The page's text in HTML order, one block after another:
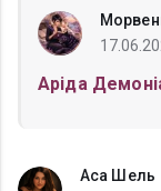
Аріда
Аса Шель